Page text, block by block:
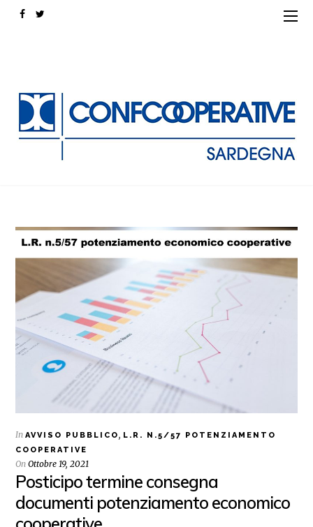
InAVVISO PUBBLICO, L.R. N.5/57 POTENZIAMENTO
COOPERATIVE
OnOttobre 19, 2021
Posticipo termine consegna
documenti potenziamento economico